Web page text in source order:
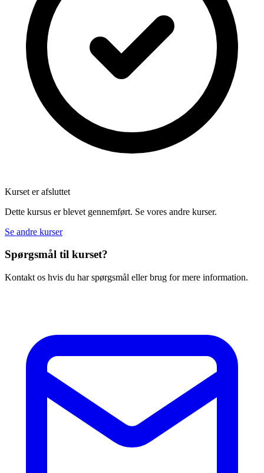
Kurset er afsluttet
Dette kursus er blevet gennemført. Se vores andre kurser.
Se andre kurser
Spørgsmål til kurset?
Kontakt os hvis du har spørgsmål eller brug for mere information.